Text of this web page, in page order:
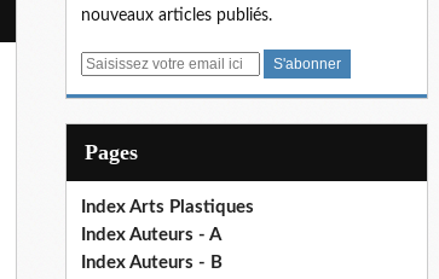
nouveaux articles publiés.
E
Pages
Index Arts Plastiques
Index Auteurs - A
Index Auteurs - B